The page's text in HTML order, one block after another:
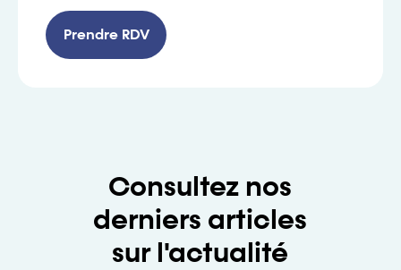
Prendre RDV
Consultez nos
derniers articles
sur l'actualité